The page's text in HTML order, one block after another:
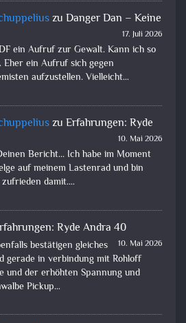
zu Danger Dan – Keine
17. Juli 2026
ein Aufruf zur Gewalt. Kann ich so
Eher ein Aufruf sich gegen
aufzustellen. Vielleicht…
zu Erfahrungen: Ryde
10. Mai 2026
Bericht... Ich habe im Moment
auf meinem Lastenrad und bin
damit.…
Ryde Andra 40
10. Mai 2026
bestätigen gleiches
gerade in verbindung mit Rohloff
und der erhöhten Spannung und
Pickup…